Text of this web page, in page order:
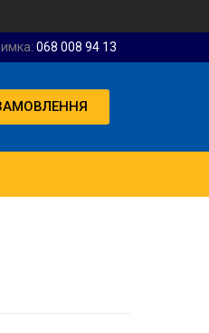
068 008 94 13